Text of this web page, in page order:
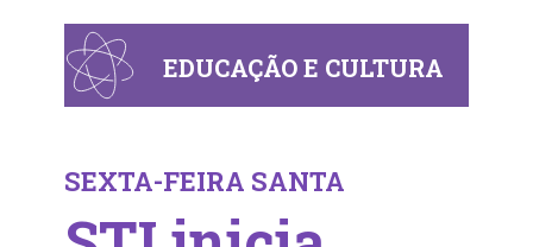
EDUCAÇÃO E CULTURA
SEXTA-FEIRA SANTA